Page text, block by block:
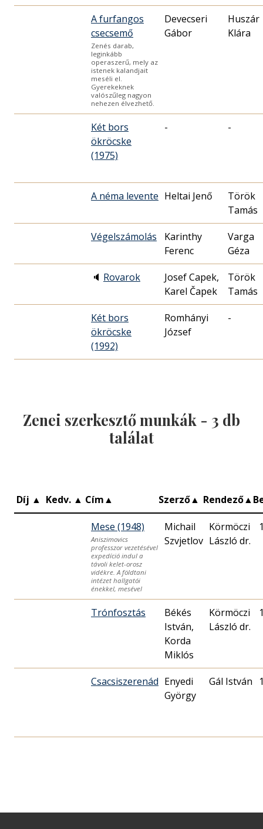
A furfangos
csecsemő
Zenés darab,
leginkább
operaszerű, mely az
istenek kalandjait
meséli el.
Gyerekeknek
valószűleg nagyon
nehezen élvezhető.
Devecseri
Gábor
Huszár
Klára
Két bors
ökröcske
(1975)
- -
A néma levente Heltai Jenő
Török
Tamás
Végelszámolás
Karinthy
Ferenc
Varga
Géza
🔈 Rovarok
Josef Capek,
Karel Čapek
Török
Tamás
Két bors
ökröcske
(1992)
Romhányi
József
-
Zenei szerkesztő munkák - 3 db
találat
Díj ▲ Kedv. ▲ Cím▲ Szerző▲ Rendező▲
Mese (1948)
Aniszimovics
professzor vezetésével
expedíció indul a
távoli kelet-orosz
vidékre. A földtani
intézet hallgatói
énekkel, mesével
Michail
Szvjetlov
Körmöczi
László dr.
Trónfosztás
Békés
István,
Korda
Miklós
Körmöczi
László dr.
Csacsiszerenád Enyedi
György
Gál István